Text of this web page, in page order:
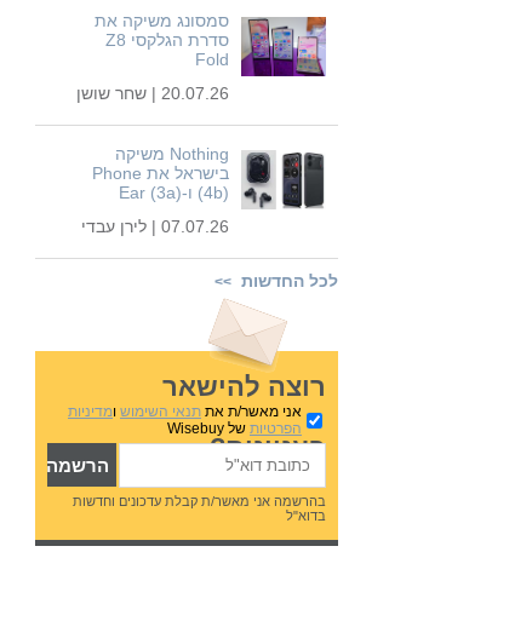
סמסונג משיקה את
סדרת הגלקסי Z8
Fold
20.07.26 |
שחר שושן
Nothing משיקה
בישראל את Phone
(4b) ו-Ear (3a)
07.07.26 |
לירן עבדי
לכל החדשות >>
רוצה להישאר
בעניינים?
אני מאשר/ת את תנאי השימוש ומדיניות
הפרטיות של Wisebuy
בהרשמה אני מאשר/ת קבלת עדכונים וחדשות
בדוא"ל